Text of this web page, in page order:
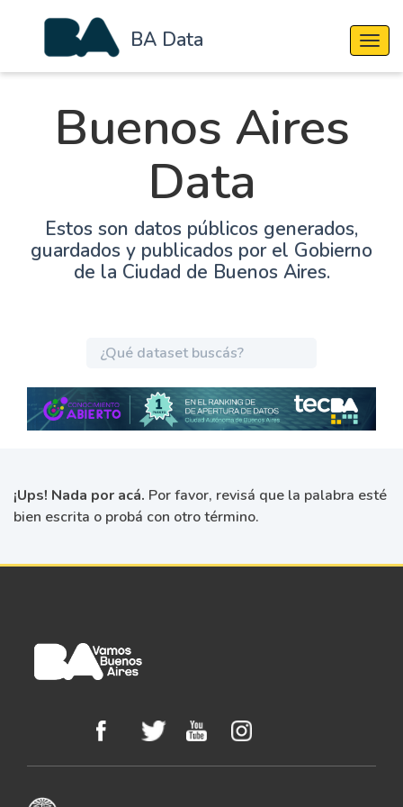
BA Data
Buenos Aires
Data
Estos son datos públicos generados,
guardados y publicados por el Gobierno
de la Ciudad de Buenos Aires.
¡Ups! Nada por acá. Por favor, revisá que la palabra esté
bien escrita o probá con otro término.